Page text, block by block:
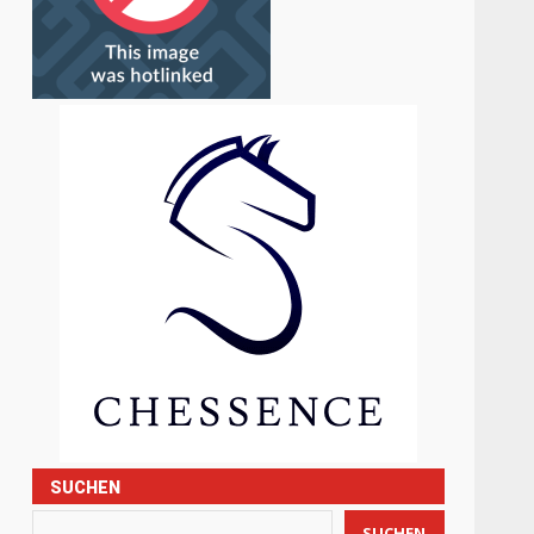
SUCHEN